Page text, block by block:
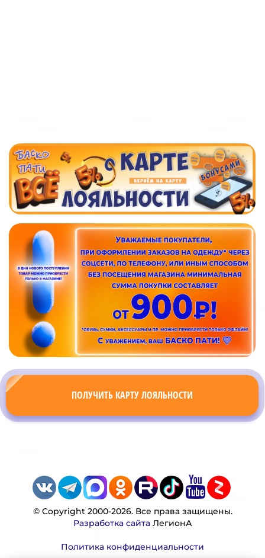
ПОЛУЧИТЬ КАРТУ ЛОЯЛЬНОСТИ
© Copyright 2000-2026. Все права защищены.
Разработка сайтаЛегионА
Политика конфиденциальности